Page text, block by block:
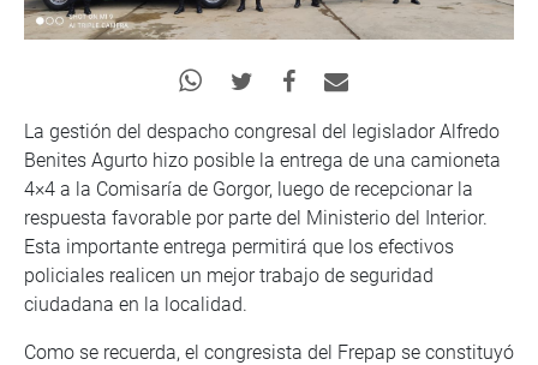
La gestión del despacho congresal del legislador Alfredo
Benites Agurto hizo posible la entrega de una camioneta
4×4 a la Comisaría de Gorgor, luego de recepcionar la
respuesta favorable por parte del Ministerio del Interior.
Esta importante entrega permitirá que los efectivos
policiales realicen un mejor trabajo de seguridad
ciudadana en la localidad.
Como se recuerda, el congresista del Frepap se constituyó